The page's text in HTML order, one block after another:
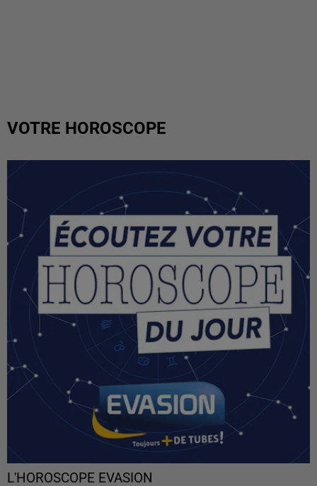
VOTRE HOROSCOPE
L'HOROSCOPE EVASION